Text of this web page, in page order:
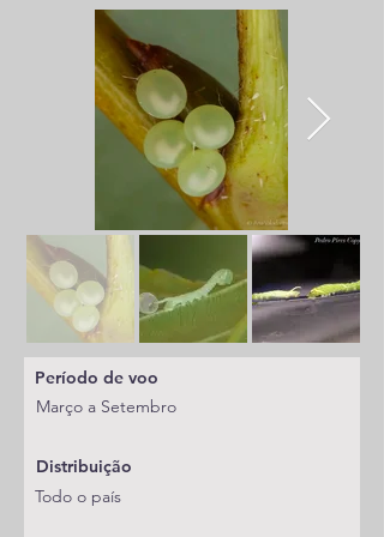
Período de voo
Março a Setembro
Distribuição
Todo o país